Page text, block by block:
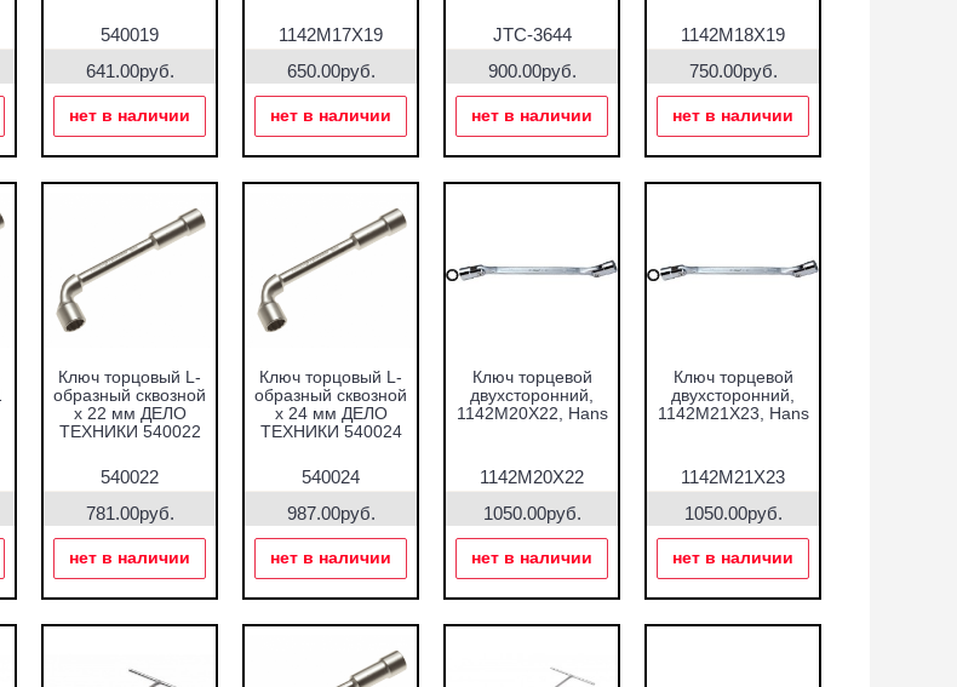
540019
641.00руб.
нет в наличии
1142M17X19
650.00руб.
нет в наличии
JTC-3644
900.00руб.
нет в наличии
1142M18X19
750.00руб.
нет в наличии
Ключ торцовый L-
образный сквозной
х 22 мм ДЕЛО
ТЕХНИКИ 540022
540022
781.00руб.
нет в наличии
Ключ торцовый L-
образный сквозной
х 24 мм ДЕЛО
ТЕХНИКИ 540024
540024
987.00руб.
нет в наличии
Ключ торцевой
двухсторонний,
1142M20X22, Hans
1142M20X22
1050.00руб.
нет в наличии
Ключ торцевой
двухсторонний,
1142М21X23, Hans
1142М21X23
1050.00руб.
нет в наличии